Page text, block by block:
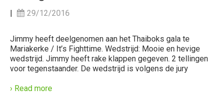
| 29/12/2016
Jimmy heeft deelgenomen aan het Thaiboks gala te
Mariakerke / It’s Fighttime. Wedstrijd: Mooie en hevige
wedstrijd. Jimmy heeft rake klappen gegeven. 2 tellingen
voor tegenstaander. De wedstrijd is volgens de jury
› Read more